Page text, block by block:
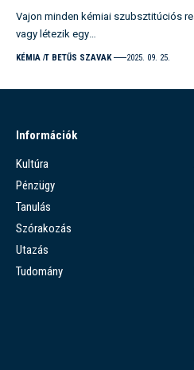
Vajon minden kémiai szubsztitúciós
vagy létezik egy…
KÉMIA T BETŰS SZAVAK 2025. 09. 25.
Információk
Kultúra
Pénzügy
Tanulás
Szórakozás
Utazás
Tudomány